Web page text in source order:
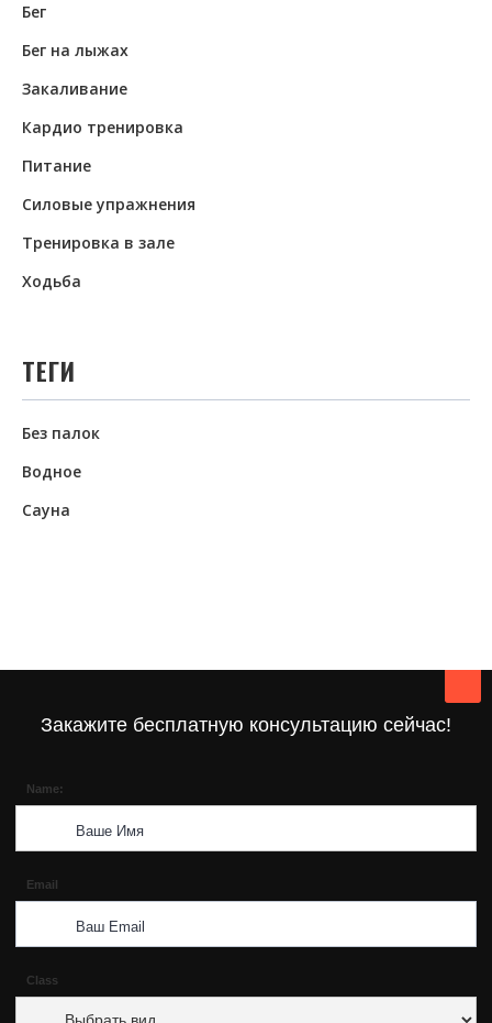
Бег
Бег на лыжах
Закаливание
Кардио тренировка
Питание
Силовые упражнения
Тренировка в зале
Ходьба
ТЕГИ
Без палок
Водное
Сауна
Закажите бесплатную консультацию сейчас!
Name:
Email
Class